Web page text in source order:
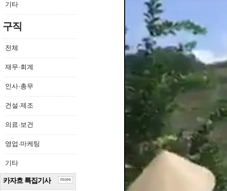
기타
구직
전체
재무·회계
인사·총무
건설·제조
의료·보건
영업·마케팅
기타
카자흐 특집기사 more